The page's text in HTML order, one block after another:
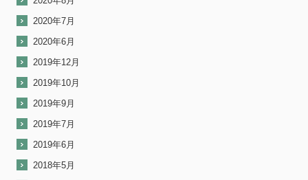
2020年7月
2020年6月
2019年12月
2019年10月
2019年9月
2019年7月
2019年6月
2018年5月